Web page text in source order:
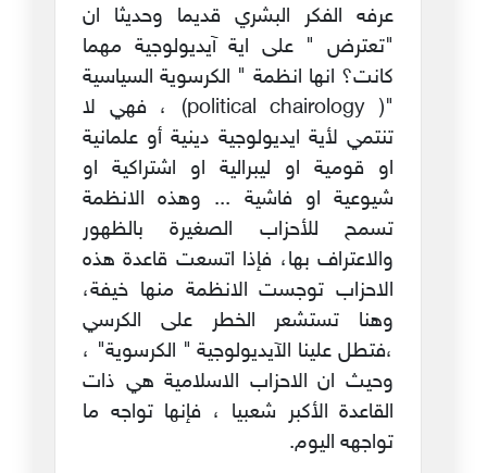
عرفه الفكر البشري قديما وحديثا ان
"تعترض " على اية آيديولوجية مهما
كانت؟ انها انظمة " الكرسوية السياسية
"( political chairology) ، فهي لا
تنتمي لأية ايديولوجية دينية أو علمانية
او قومية او ليبرالية او اشتراكية او
شيوعية او فاشية ... وهذه الانظمة
تسمح للأحزاب الصغيرة بالظهور
والاعتراف بها، فإذا اتسعت قاعدة هذه
الاحزاب توجست الانظمة منها خيفة،
وهنا تستشعر الخطر على الكرسي
،فتطل علينا الآيديولوجية " الكرسوية" ،
وحيث ان الاحزاب الاسلامية هي ذات
القاعدة الأكبر شعبيا ، فإنها تواجه ما
تواجهه اليوم.